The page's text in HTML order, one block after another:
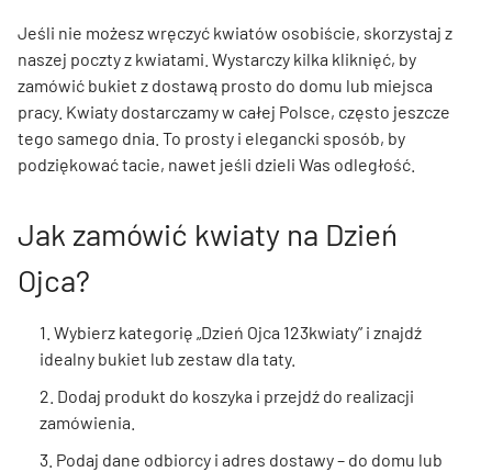
Jeśli nie możesz wręczyć kwiatów osobiście, skorzystaj z
naszej poczty z kwiatami. Wystarczy kilka kliknięć, by
zamówić bukiet z dostawą prosto do domu lub miejsca
pracy. Kwiaty dostarczamy w całej Polsce, często jeszcze
tego samego dnia. To prosty i elegancki sposób, by
podziękować tacie, nawet jeśli dzieli Was odległość.
Jak zamówić kwiaty na Dzień
Ojca?
1. Wybierz kategorię „Dzień Ojca 123kwiaty” i znajdź
idealny bukiet lub zestaw dla taty.
2. Dodaj produkt do koszyka i przejdź do realizacji
zamówienia.
3. Podaj dane odbiorcy i adres dostawy – do domu lub